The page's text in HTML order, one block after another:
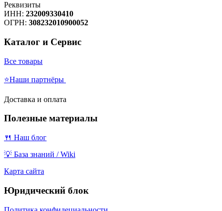
Реквизиты
ИНН: 232009330410
ОГРН: 308232010900052
Каталог и Сервис
Все товары
⭐Наши партнёры
Доставка и оплата
Полезные материалы
🍴 Наш блог
💡 База знаний / Wiki
Карта сайта
Юридический блок